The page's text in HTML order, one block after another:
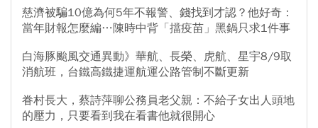
慈濟被騙10億為何5年不報警、錢找到才認？他好奇：
當年財報怎麼編…陳時中背「擋疫苗」黑鍋只求1件事
白海豚颱風交通異動》華航、長榮、虎航、星宇8/9取
消航班，台鐵高鐵捷運航運公路管制不斷更新
眷村長大，蔡詩萍聊公務員老父親：不給子女出人頭地
的壓力，只要看到我在看書他就很開心